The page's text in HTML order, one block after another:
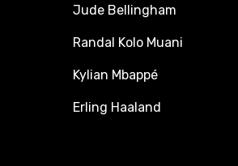
Jude Bellingham
Randal Kolo Muani
Kylian Mbappé
Erling Haaland